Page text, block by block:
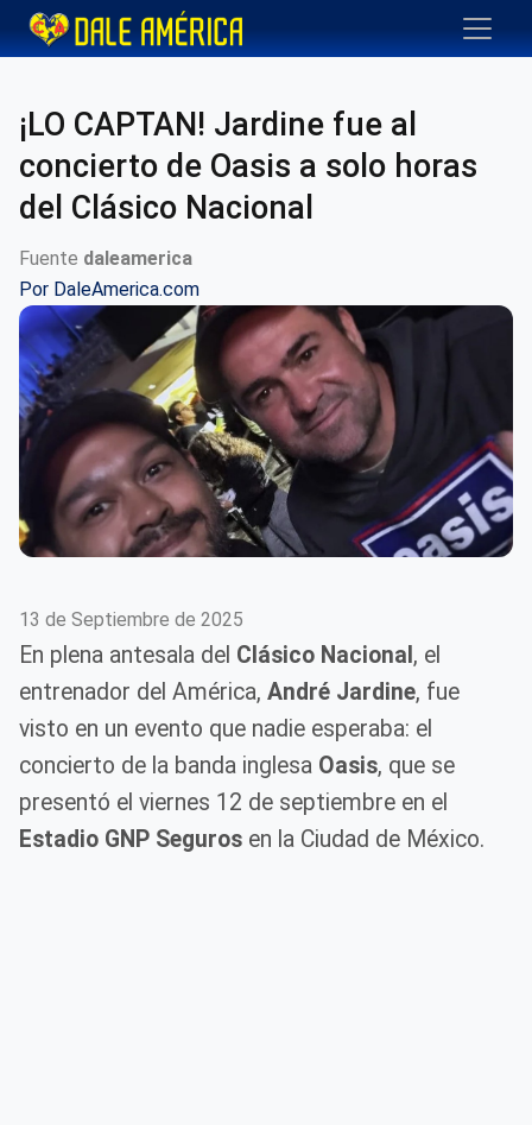
¡LO CAPTAN! Jardine fue al
concierto de Oasis a solo horas
del Clásico Nacional
Fuente daleamerica
Por DaleAmerica.com
13 de Septiembre de 2025
En plena antesala del Clásico Nacional , el
entrenador del América, André Jardine, fue
visto en un evento que nadie esperaba: el
concierto de la banda inglesa Oasis, que se
presentó el viernes 12 de septiembre en el
Estadio GNP Seguros en la Ciudad de México.